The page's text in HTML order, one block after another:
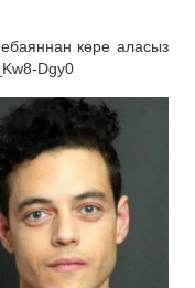
көре аласыз
Dgy0